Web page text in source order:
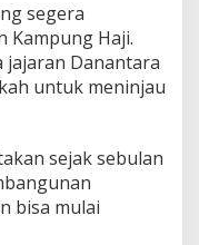
segera
Kampung Haji.
jajaran Danantara
untuk meninjau
sejak sebulan
bisa mulai